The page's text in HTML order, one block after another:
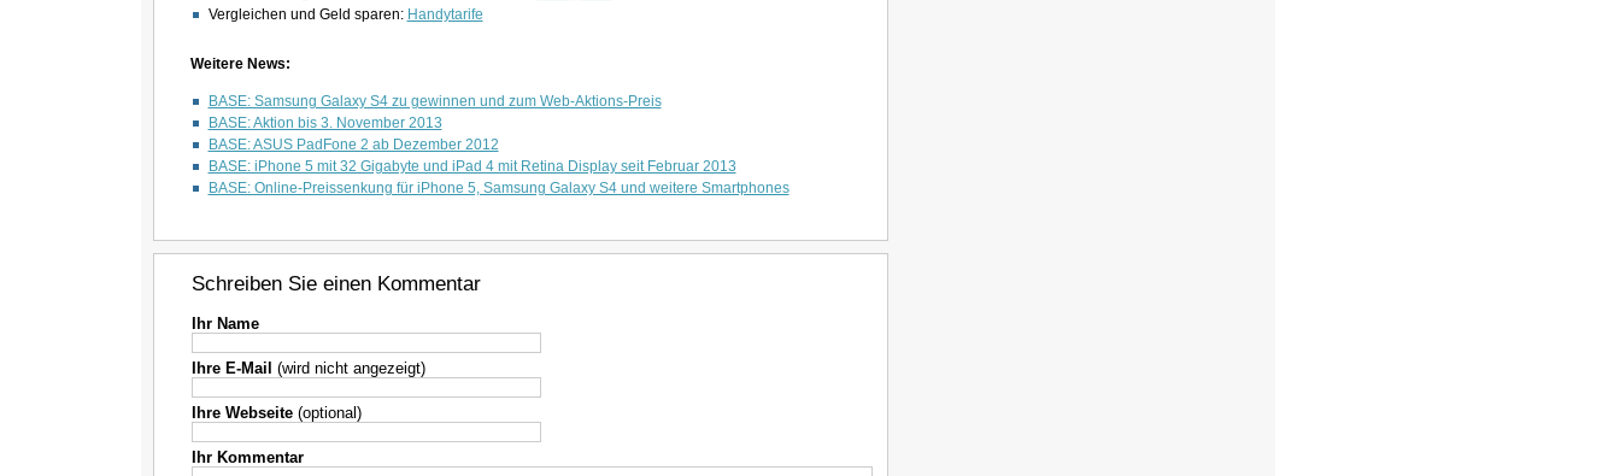
Vergleichen und Geld sparen: Handytarife
Weitere News:
BASE: Samsung Galaxy S4 zu gewinnen und zum Web-Aktions-Preis
BASE: Aktion bis 3. November 2013
BASE: ASUS PadFone 2 ab Dezember 2012
BASE: iPhone 5 mit 32 Gigabyte und iPad 4 mit Retina Display seit Februar 2013
BASE: Online-Preissenkung für iPhone 5, Samsung Galaxy S4 und weitere Smartphones
Schreiben Sie einen Kommentar
Ihr Name
Ihre E-Mail (wird nicht angezeigt)
Ihre Webseite(optional)
Ihr Kommentar